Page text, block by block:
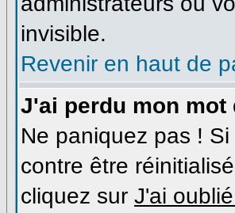
invisible.
Revenir en haut de
J'ai perdu mon mot
Ne paniquez pas !
contre être
cliquez sur J'ai